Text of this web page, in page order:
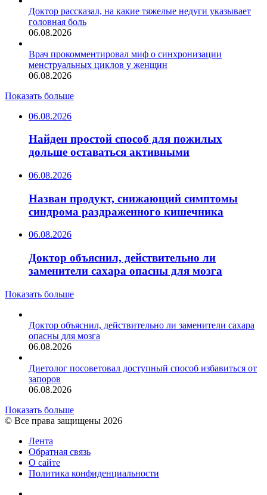
Доктор рассказал, на какие тяжелые недуги указывает
головная боль
06.08.2026
Врач прокомментировал миф о синхронизации
менструальных циклов у женщин
06.08.2026
Показать больше
06.08.2026
Найден простой способ для пожилых
дольше оставаться активными
06.08.2026
Назван продукт, снижающий симптомы
синдрома раздраженного кишечника
06.08.2026
Доктор объяснил, действительно ли
заменители сахара опасны для мозга
Показать больше
Доктор объяснил, действительно ли заменители сахара
опасны для мозга
06.08.2026
Диетолог посоветовал доступный способ избавиться от
запоров
06.08.2026
Показать больше
© Все права защищены 2026
Лента
Обратная связь
О сайте
Политика конфиденциальности